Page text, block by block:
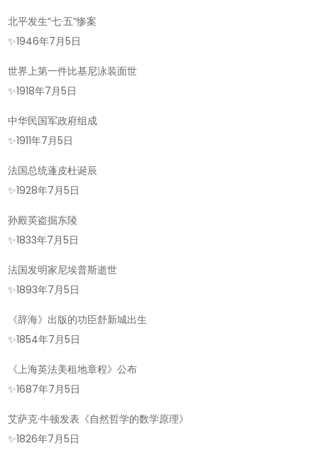
北平发生“七·五”惨案
✨1946年7月5日
世界上第一件比基尼泳装面世
✨1918年7月5日
中华民国军政府组成
✨1911年7月5日
法国总统蓬皮杜诞辰
✨1928年7月5日
孙殿英盗掘东陵
✨1833年7月5日
法国发明家尼埃普斯逝世
✨1893年7月5日
《辞海》出版的功臣舒新城出生
✨1854年7月5日
《上海英法美租地章程》公布
✨1687年7月5日
艾萨克·牛顿发表《自然哲学的数学原理》
✨1826年7月5日